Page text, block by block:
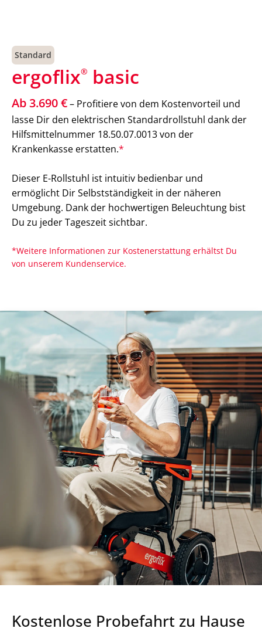
Standard
ergoflix® basic
Ab 3.690 €– Profitiere von dem Kostenvorteil und
lasse Dir den elektrischen Standardrollstuhl dank der
Hilfsmittelnummer 18.50.07.0013 von der
Krankenkasse erstatten.*
Dieser E-Rollstuhl ist intuitiv bedienbar und
ermöglicht Dir Selbstständigkeit in der näheren
Umgebung. Dank der hochwertigen Beleuchtung bist
Du zu jeder Tageszeit sichtbar.
*Weitere Informationen zur Kostenerstattung erhältst Du
von unserem Kundenservice.
Kostenlose Probefahrt zu Hause